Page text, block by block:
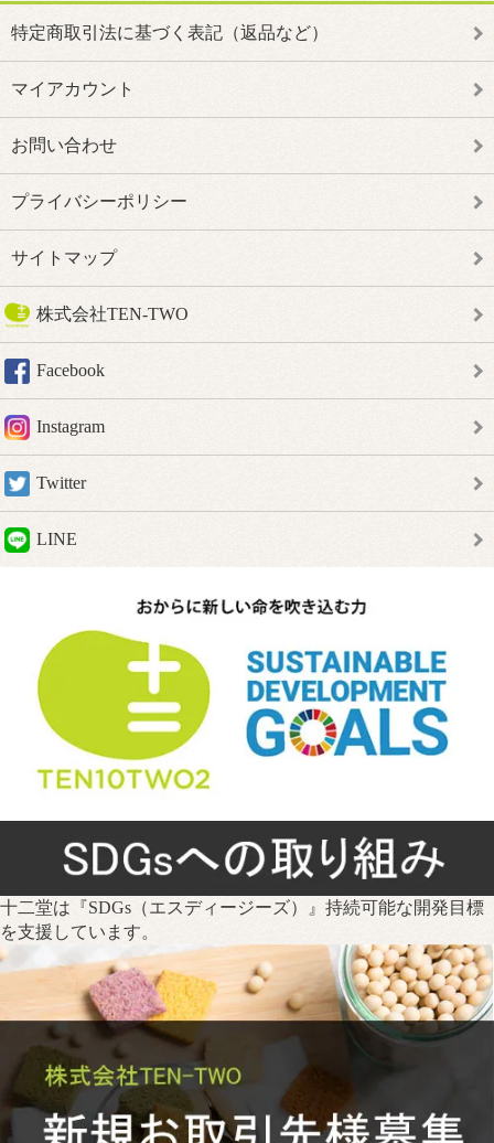
特定商取引法に基づく表記（返品など）
マイアカウント
お問い合わせ
プライバシーポリシー
サイトマップ
株式会社TEN-TWO
Facebook
Instagram
Twitter
LINE
十二堂は『SDGs（エスディージーズ）』持続可能な開発目標
を支援しています。